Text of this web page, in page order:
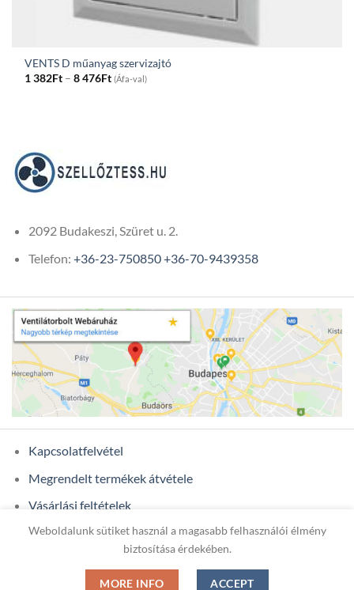
VENTS D műanyag szervizajtó
1 382Ft – 8 476FtPrice
range:
(Áfa-val)
2092 Budakeszi, Szüret u. 2.
Telefon: +36-23-750850+36-70-9439358
Kapcsolatfelvétel
Megrendelt termékek átvétele
Vásárlási feltételek
Ügyfél adatok
Weboldalunk sütiket használ a magasabb felhasználói élmény
biztosítása érdekében.
MORE INFO ACCEPT